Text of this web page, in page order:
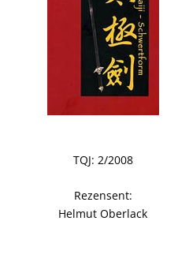
TQJ: 2/2008
Rezensent:
Helmut Oberlack